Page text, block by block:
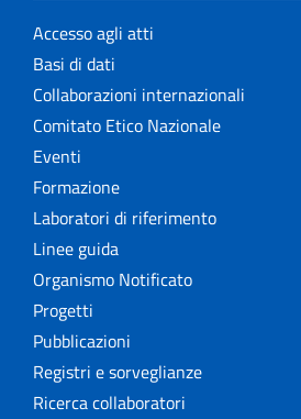
Accesso agli atti
Basi di dati
Collaborazioni internazionali
Comitato Etico Nazionale
Eventi
Formazione
Laboratori di riferimento
Linee guida
Organismo Notificato
Progetti
Pubblicazioni
Registri e sorveglianze
Ricerca collaboratori